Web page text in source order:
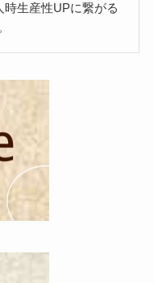
時生産性UPに繋がる